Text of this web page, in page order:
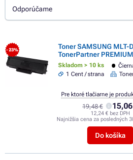
Odporúčame
- 23%
Toner SAMSUNG MLT-
TonerPartner
Skladom > 10 ks
1 Cent / strana
19,48 €
12,24 € bez DPH
Najnižšia cena za posledných
Do košíka
Pre ktoré tlačiarne je